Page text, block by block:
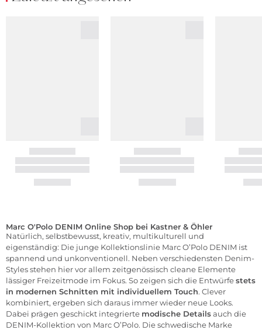
Marc O'Polo DENIM Online Shop bei Kastner & Öhler
Natürlich, selbstbewusst, kreativ, multikulturell und
eigenständig: Die junge Kollektionslinie Marc O’Polo DENIM ist
spannend und unkonventionell. Neben verschiedensten Denim-
Styles stehen hier vor allem zeitgenössisch cleane Elemente
lässiger Freizeitmode im Fokus. So zeigen sich die Entwürfestets
in modernen Schnitten mit individuellem Touch. Clever
kombiniert, ergeben sich daraus immer wieder neue Looks.
Dabei prägen geschickt integrierte modische Detailsauch die
DENIM-Kollektion von Marc O’Polo. Die schwedische Marke